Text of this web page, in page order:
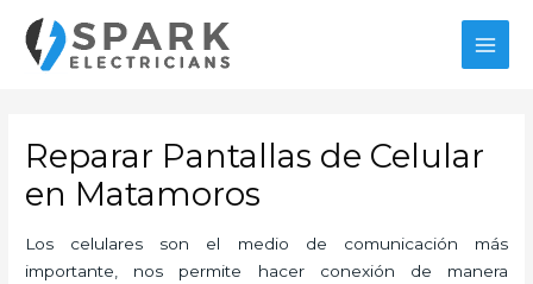
contenido
Reparar Pantallas de Celular
en Matamoros
Los celulares son el medio de comunicación más
importante, nos permite hacer conexión de manera